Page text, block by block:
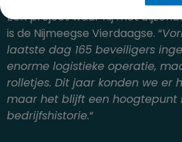
Een project waar hij met
is de Nijmeegse Vierdaagse. “
laatste dag 165 beveiligers
enorme logistieke operatie,
rolletjes. Dit jaar konden we er
maar het blijft een hoogtepunt
bedrijfshistorie.“